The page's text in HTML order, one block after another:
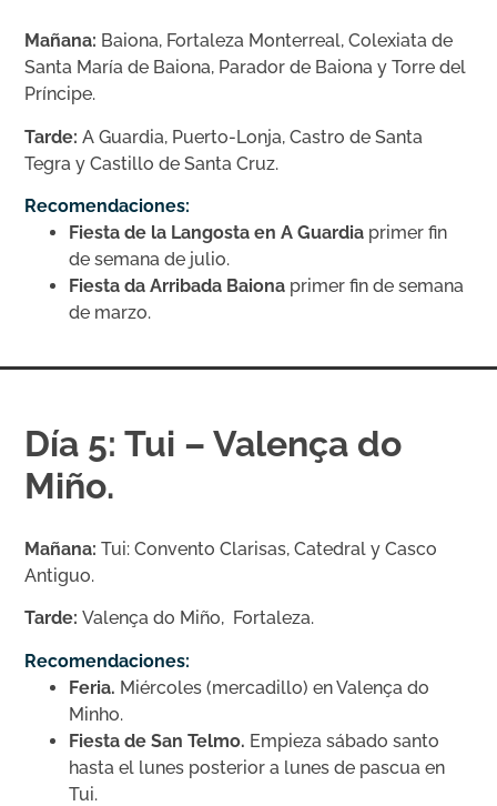
Mañana: Baiona, Fortaleza Monterreal, Colexiata de
Santa María de Baiona, Parador de Baiona y Torre del
Príncipe.
Tarde: A Guardia, Puerto-Lonja, Castro de Santa
Tegra y Castillo de Santa Cruz.
Recomendaciones:
Fiesta de la Langosta en A Guardia primer fin
de semana de julio.
Fiesta da Arribada Baiona primer fin de semana
de marzo.
Día 5: Tui – Valença do
Miño.
Mañana: Tui: Convento Clarisas, Catedral y Casco
Antiguo.
Tarde: Valença do Miño, Fortaleza.
Recomendaciones:
Feria. Miércoles (mercadillo) en Valença do
Minho.
Fiesta de San Telmo. Empieza sábado santo
hasta el lunes posterior a lunes de pascua en
Tui.